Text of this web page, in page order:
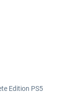
Edition PS5